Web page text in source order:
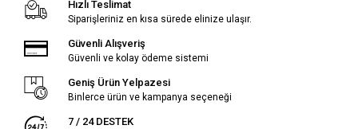
Hızlı Teslimat
Siparişleriniz en kısa sürede elinize ulaşır.
Güvenli Alışveriş
Güvenli ve kolay ödeme sistemi
Geniş Ürün Yelpazesi
Binlerce ürün ve kampanya seçeneği
7 / 24 DESTEK